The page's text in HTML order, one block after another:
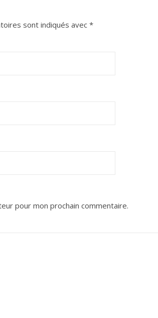
sont indiqués avec*
pour mon prochain commentaire.